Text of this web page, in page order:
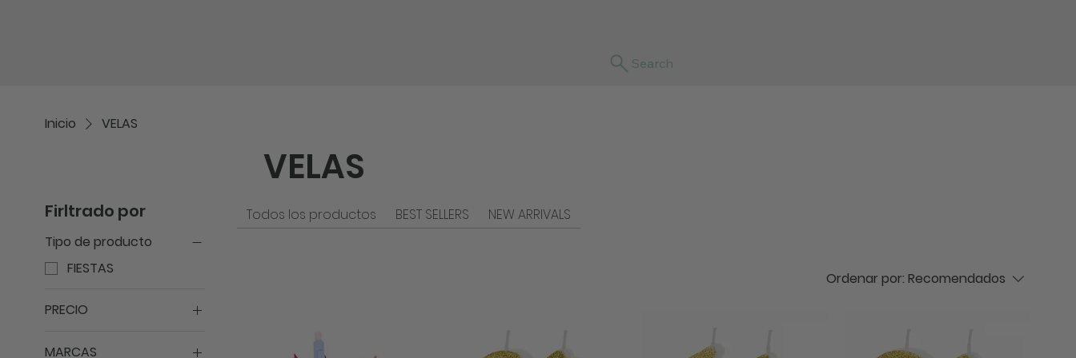
Search
Inicio VELAS
VELAS
Firltrado por
Tipo de producto
FIESTAS
PRECIO
MARCAS
Todos los productos BEST SELLERS NEW ARRIVALS
Ordenar por: Recomendados